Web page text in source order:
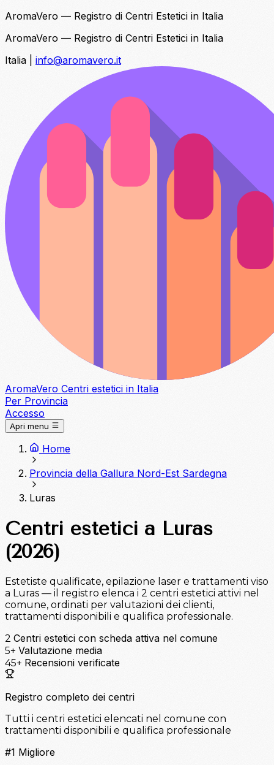
AromaVero — Registro di Centri Estetici in Italia
AromaVero — Registro di Centri Estetici in Italia
Italia
info@aromavero.it
AromaVero Centri estetici in Italia
Per Provincia
Accesso
Apri menu
Home
Provincia della Gallura Nord-Est Sardegna
Luras
Centri estetici a Luras
(2026)
Estetiste qualificate, epilazione laser e trattamenti viso
a Luras — il registro elenca i 2 centri estetici attivi nel
comune, ordinati per valutazioni dei clienti,
trattamenti disponibili e qualifica professionale.
2 Centri estetici con scheda attiva nel comune
5+ Valutazione media
45+ Recensioni verificate
Registro completo dei centri
Tutti i centri estetici elencati nel comune con
trattamenti disponibili e qualifica professionale
#1 Migliore